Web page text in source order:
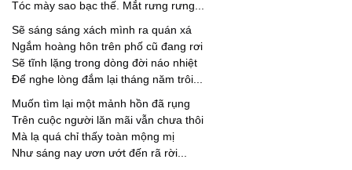
Tóc mày sao bạc thế. Mắt rưng rưng...
Sẽ sáng sáng xách mình ra quán xá
Ngắm hoàng hôn trên phố cũ đang rơi
Sẽ tĩnh lặng trong dòng đời náo nhiệt
Để nghe lòng đắm lại tháng năm trôi...
Muốn tìm lại một mảnh hồn đã rụng
Trên cuộc người lăn mãi vẫn chưa thôi
Mà lạ quá chỉ thấy toàn mộng mị
Như sáng nay ươn ướt đến rã rời...